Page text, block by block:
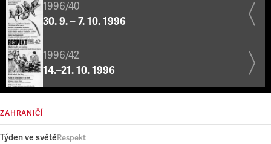
1996/40
30. 9. – 7. 10. 1996
1996/42
14.–21. 10. 1996
ZAHRANIČÍ
Týden ve světěRespekt